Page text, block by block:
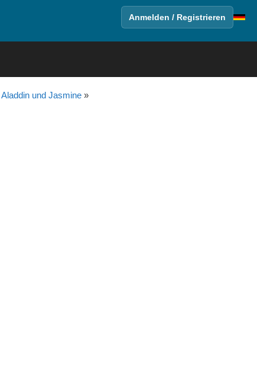
Anmelden / Registrieren
Aladdin und Jasmine»